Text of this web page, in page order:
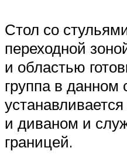
Стол со
переходной
и областью
группа в данном
и диваном и
границей.